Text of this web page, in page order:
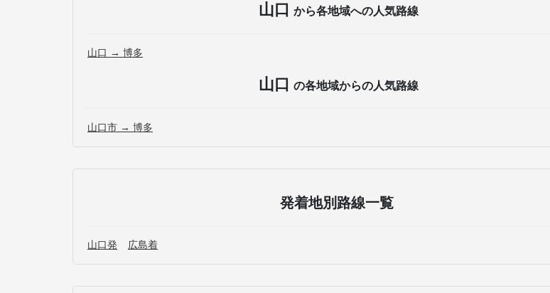
山口 から各地域への人気路線
山口 → 博多
山口 の各地域からの人気路線
山口市 → 博多
発着地別路線一覧
山口発 広島着